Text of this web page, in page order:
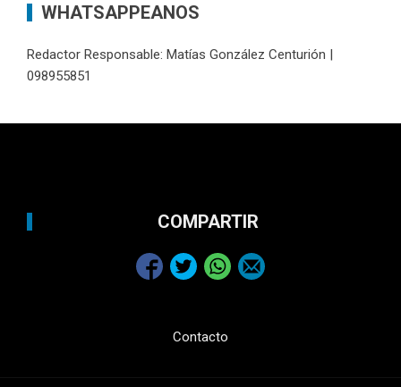
WHATSAPPEANOS
Redactor Responsable: Matías González Centurión |
098955851
COMPARTIR
Contacto